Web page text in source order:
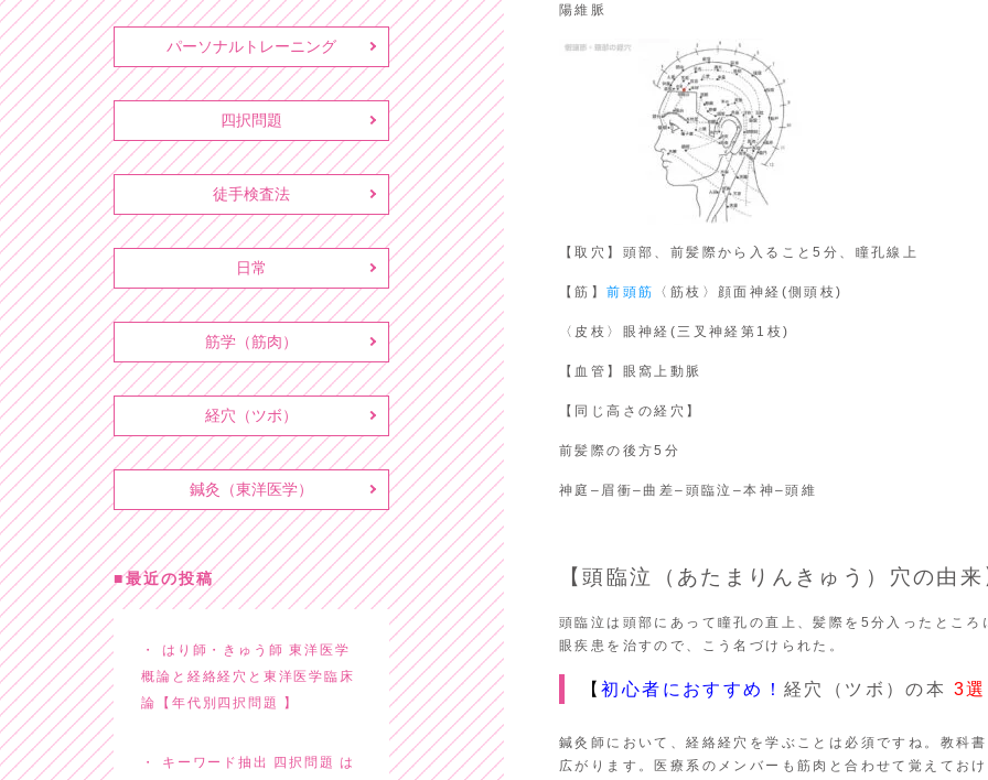
陽維脈
【取穴】頭部、前髪際から入ること5分、瞳孔線上
【筋】前頭筋 〈筋枝〉顔面神経(側頭枝)
〈皮枝〉眼神経(三叉神経第1枝)
【血管】眼窩上動脈
【同じ高さの経穴】
前髪際の後方5分
神庭–眉衝–曲差–頭臨泣–本神–頭維
【頭臨泣（あたまりんきゅう）穴の由来
頭臨泣は頭部にあって瞳孔の直上、髪際を5分入ったところ
眼疾患を治すので、こう名づけられた。
【初心者におすすめ！ 経穴（ツボ）の本 3
鍼灸師において、経絡経穴を学ぶことは必須ですね。教科
広がります。医療系のメンバーも筋肉と合わせて覚えてお
パーソナルトレーニング
四択問題
徒手検査法
日常
筋学（筋肉）
経穴（ツボ）
鍼灸（東洋医学）
最近の投稿
はり師・きゅう師 東洋医学
概論と経絡経穴と東洋医学臨床
論【年代別四択問題 】
キーワード抽出 四択問題 は